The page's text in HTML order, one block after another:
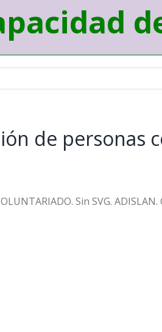
de personas
Sin SVG.